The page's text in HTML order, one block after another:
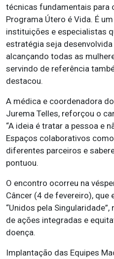
técnicas fundamentais para
Programa Útero é Vida. É
instituições e especialistas
estratégia seja
alcançando todas as
servindo de referência
destacou.
A médica e coordenadora
Jurema Telles, reforçou o
“A ideia é tratar a pessoa e
Espaços colaborativos
diferentes parceiros e
pontuou.
O encontro ocorreu na
Câncer (4 de fevereiro), que
“Unidos pela
de ações integradas e
doença.
Implantação das Equipes